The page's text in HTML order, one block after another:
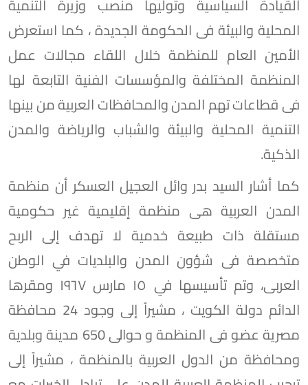
القيادة السياسية وتوليها منصب وزيرة التنمية
المحلية والبيئة فى الحكومة الجديدة ، كما استعرض
الأمين العام للمنظمة خلال اللقاء مجالات عمل
المنظمة المختلفة والمؤسسات الفنية التابعة لها
فى قطاعات تهم المدن والمحافظات العربية من بينها
التنمية المحلية والبيئة والشباب والرياضة والمدن
الذكية.
كما أشار السيد بدر وائل العجيل العسكر أن منظمة
المدن العربية هى منظمة إقليمية غير حكومية
مستقلة ذات طبيعة خدمية لا تهدف إلى الربح
متخصصة فى شؤون المدن والبلديات في الوطن
العربى، وتم تأسيسها في ١٥ مارس ١٩٦٧ ومقرها
الدائم دولة الكويت ، مشيراً إلى وجود 24 محافظة
مصرية عضو فى المنظمة و حوالى 650 مدينة وبلدية
ومحافظة من الدول العربية بالمنظمة ، مشيراً إلى